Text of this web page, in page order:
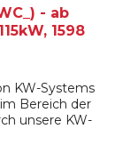
- ab
1598
KW-Systems
Bereich der
unsere KW-